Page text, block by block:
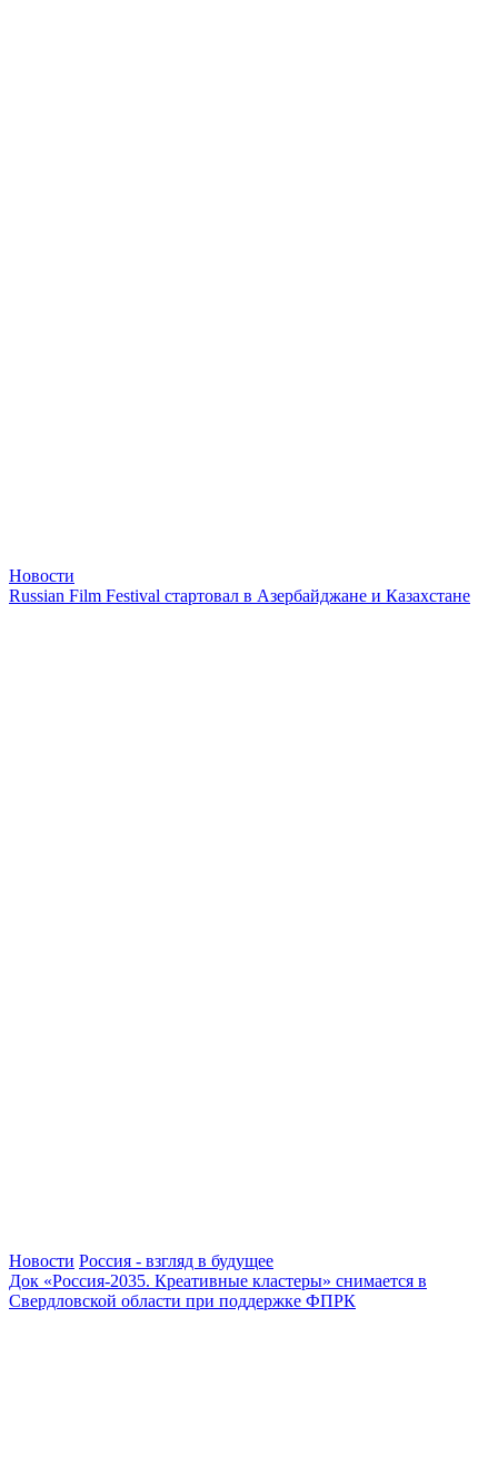
Новости
Russian Film Festival стартовал в Азербайджане и Казахстане
Новости Россия - взгляд в будущее
Док «Россия-2035. Креативные кластеры» снимается в
Свердловской области при поддержке ФПРК